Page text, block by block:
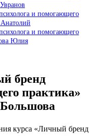
и помогающего
и помогающего
Юлия
бренд
практика»
курса «Личный бренд